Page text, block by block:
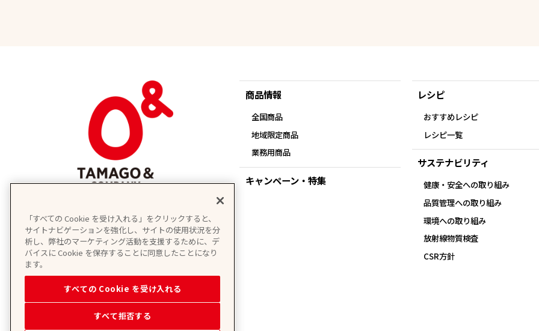
商品情報
全国商品
地域限定商品
業務用商品
キャンペーン・特集
レシピ
おすすめレシピ
レシピ一覧
サステナビリティ
健康・安全への取り組み
品質管理への取り組み
環境への取り組み
放射線物質検査
CSR方針
「すべての Cookie を受け入れる」をクリックすると、
サイトナビゲーションを強化し、サイトの使用状況を分
析し、弊社のマーケティング活動を支援するために、デ
バイスに Cookie を保存することに同意したことになり
ます。
すべての Cookie を受け入れる
すべて拒否する